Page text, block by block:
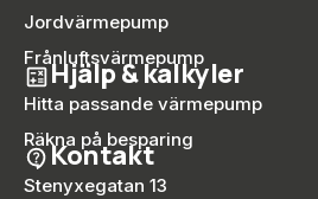
Jordvärmepump
Frånluftsvärmepump
Hjälp & kalkyler
Hitta passande värmepump
Räkna på besparing
Kontakt
Stenyxegatan 13